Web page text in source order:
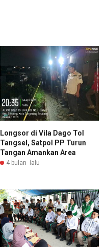
Longsor di Vila Dago Tol
Tangsel, Satpol PP Turun
Tangan Amankan Area
4 bulan lalu